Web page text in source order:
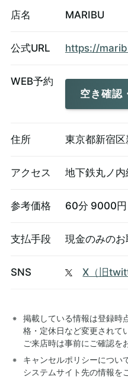
店名 MARIBU
公式URL https://
WEB予約
空き確認
住所 東京都新宿区
アクセス 地下鉄丸ノ
参考価格 60分 9000円
支払手段 現金のみのお
SNS X（旧
掲載している情報は登録時
格・定休日など変更されて
ご来店時は事前にご確認を
キャンセルポリシーについ
システムサイト先の情報を